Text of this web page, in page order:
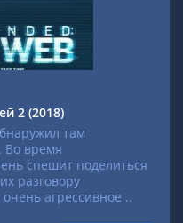
2 (2018)
там
время
спешит поделиться
разговору
агрессивное ..